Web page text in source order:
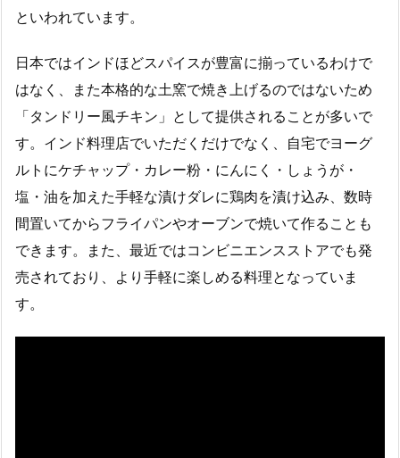
といわれています。
日本ではインドほどスパイスが豊富に揃っているわけで
はなく、また本格的な土窯で焼き上げるのではないため
「タンドリー風チキン」として提供されることが多いで
す。インド料理店でいただくだけでなく、自宅でヨーグ
ルトにケチャップ・カレー粉・にんにく・しょうが・
塩・油を加えた手軽な漬けダレに鶏肉を漬け込み、数時
間置いてからフライパンやオーブンで焼いて作ることも
できます。また、最近ではコンビニエンスストアでも発
売されており、より手軽に楽しめる料理となっていま
す。